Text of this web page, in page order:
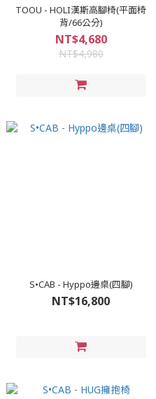
TOOU - HOLI漢斯高腳椅(平面椅
背/66公分)
NT$4,680
NT$4,980
S•CAB - Hyppo邊桌(四腳)
NT$16,800